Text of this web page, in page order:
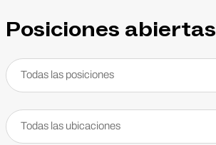
Posiciones abiertas
Posiciones
Todas las posiciones
Ubicaciones
Todas las ubicaciones